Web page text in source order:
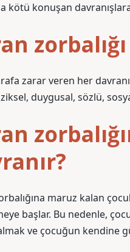
kötü konuşan
zarar veren her
duygusal, sözlü,
maruz kalan
başlar. Bu nedenle,
ve çocuğun kendine